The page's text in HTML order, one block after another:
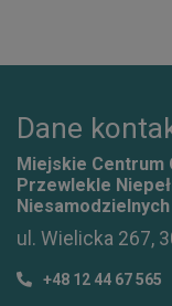
Dane
Miejskie Centrum
Przewlekle
ul. Wielicka 267,
+48 12 44 67 565